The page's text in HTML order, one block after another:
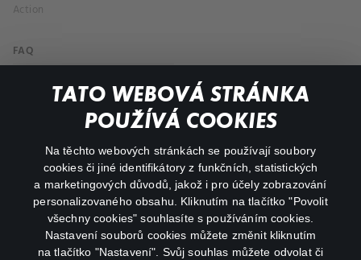
TATO WEBOVÁ STRÁNKA
POUŽÍVÁ COOKIES
Na těchto webových stránkách se používají soubory
cookies či jiné identifikátory z funkčních, statistických
a marketingových důvodů, jakož i pro účely zobrazování
personalizovaného obsahu. Kliknutím na tlačítko "Povolit
všechny cookies" souhlasíte s používáním cookies.
Nastavení souborů cookies můžete změnit kliknutím
na tlačítko "Nastavení". Svůj souhlas můžete odvolat či
Action
FAQ
My profile
facebookinstagram
youtube